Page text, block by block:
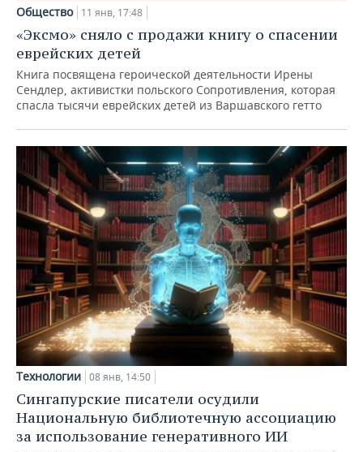
Общество 11 янв, 17:48
«Эксмо» сняло с продажи книгу о спасении
еврейских детей
Книга посвящена героической деятельности Ирены
Сендлер, активистки польского Сопротивления, которая
спасла тысячи еврейских детей из Варшавского гетто
Технологии 08 янв, 14:50
Сингапурские писатели осудили
Национальную библиотечную ассоциацию
за использование генеративного ИИ